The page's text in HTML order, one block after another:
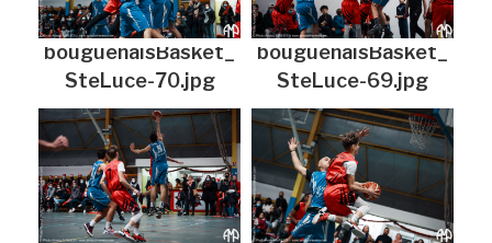
bouguenaisBasket_
SteLuce-70.jpg
bouguenaisBasket_
SteLuce-69.jpg